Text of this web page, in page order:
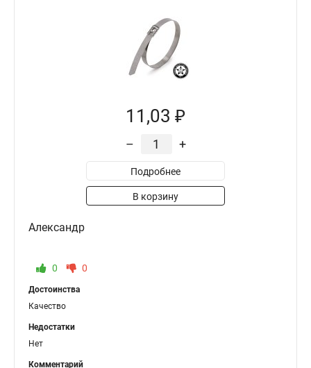
11,03 ₽
– +
Подробнее
В корзину
Александр
0 0
Достоинства
Качество
Недостатки
Нет
Комментарий